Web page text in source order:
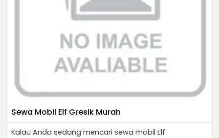
Sewa Mobil Elf Gresik Murah
Kalau Anda sedang mencari sewa mobil Elf